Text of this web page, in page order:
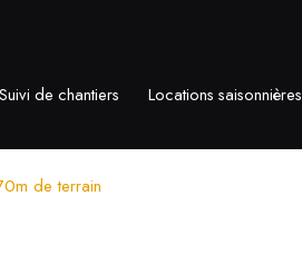
Suivi de chantiers Locations saisonnières
de terrain